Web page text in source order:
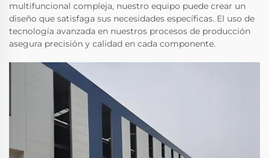
multifuncional compleja, nuestro equipo puede crear un
diseño que satisfaga sus necesidades específicas. El uso de
tecnología avanzada en nuestros procesos de producción
asegura precisión y calidad en cada componente.